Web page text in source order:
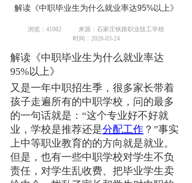
解读《中职毕业生为什么就业率达95%以上》
浏览：41082
来源：石家庄铁路职业技工学校
时间：2026-03-24
解读《中职毕业生为什么就业率达
95%以上》
又是一年中职招生季，很多家长带着
孩子走遍所有的中职学校，问的最多
的一句话就是：“这个专业好不好就
业，学校是推荐还是分配工作 ？”事实
上中等职业教育的的方向就是就业。
但是，也有一些中职学校对学生不负
责任，对学生乱收费、把毕业学生卖
(3)石家庄各长途汽车站乘坐各线路公交车、转乘
(4)联系电话：13230171849（微信同号）
办公电话：
请家长和学生注意
询、留下学生有关资料的，
师，请不要再浪费宝贵时间 。